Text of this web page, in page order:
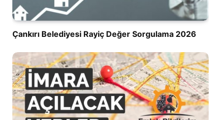
Çankırı Belediyesi Rayiç Değer Sorgulama 2026